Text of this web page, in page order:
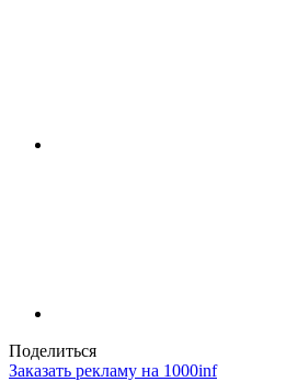
Поделиться
Заказать рекламу на 1000inf